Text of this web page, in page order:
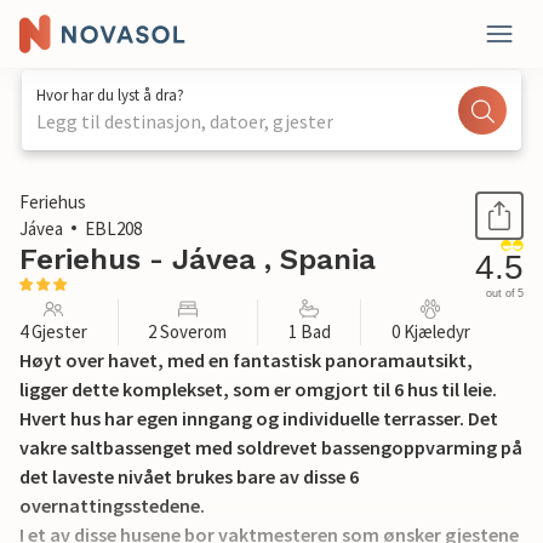
Hvor har du lyst å dra?
Legg til destinasjon, datoer, gjester
1 / 33
Feriehus
Jávea
EBL208
Feriehus - Jávea , Spania 4.5
out of 5
4 Gjester 2 Soverom 1 Bad 0 Kjæledyr
Høyt over havet, med en fantastisk panoramautsikt,
ligger dette komplekset, som er omgjort til 6 hus til leie.
Hvert hus har egen inngang og individuelle terrasser. Det
vakre saltbassenget med soldrevet bassengoppvarming på
det laveste nivået brukes bare av disse 6
overnattingsstedene.
I et av disse husene bor vaktmesteren som ønsker gjestene